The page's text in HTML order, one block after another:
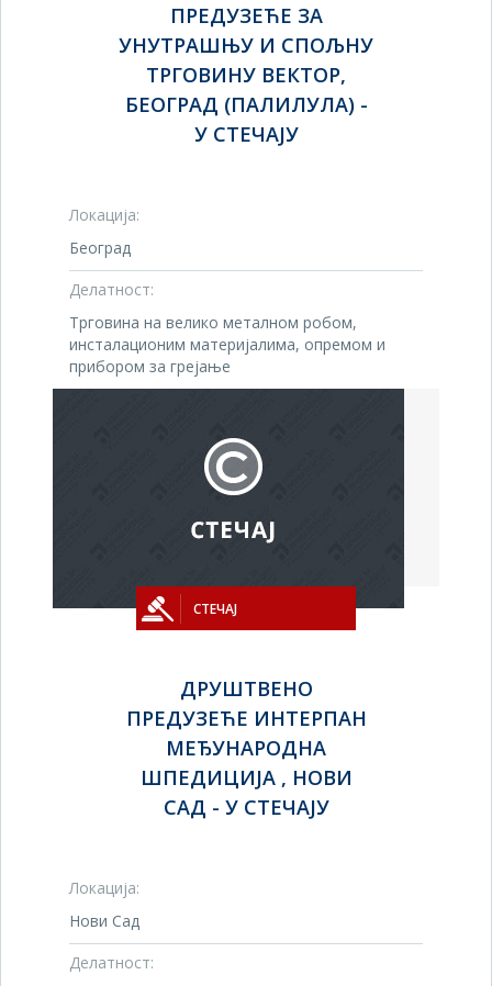
ПРЕДУЗЕЋЕ ЗА
УНУТРАШЊУ И СПОЉНУ
ТРГОВИНУ ВЕКТОР,
БЕОГРАД (ПАЛИЛУЛА) -
У СТЕЧАЈУ
Локација:
Београд
Делатност:
Трговина на велико металном робом,
инсталационим материјалима, опремом и
прибором за грејање
СТЕЧАЈ
ДРУШТВЕНО
ПРЕДУЗЕЋЕ ИНТЕРПАН
МЕЂУНАРОДНА
ШПЕДИЦИЈА , НОВИ
САД - У СТЕЧАЈУ
Локација:
Нови Сад
Делатност: